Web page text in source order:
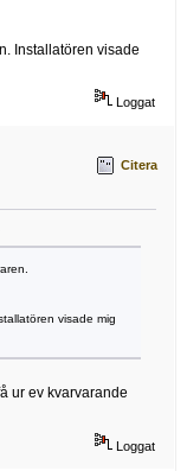
Installatören visade
Loggat
Citera
visade mig
ur ev kvarvarande
Loggat